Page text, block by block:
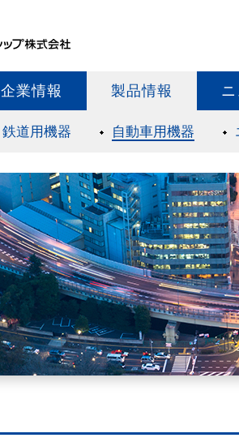
企業情報 製品情報
鉄道用機器 自動車用機器